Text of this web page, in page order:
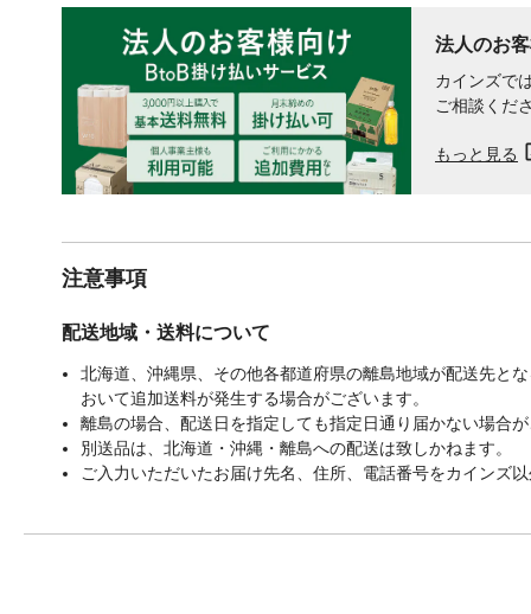
法人のお
カインズで
ご相談くだ
もっと見る
注意事項
配送地域・送料について
北海道、沖縄県、その他各都道府県の離島地域が配送先と
おいて追加送料が発生する場合がございます。
離島の場合、配送日を指定しても指定日通り届かない場合
別送品は、北海道・沖縄・離島への配送は致しかねます。
ご入力いただいたお届け先名、住所、電話番号をカインズ